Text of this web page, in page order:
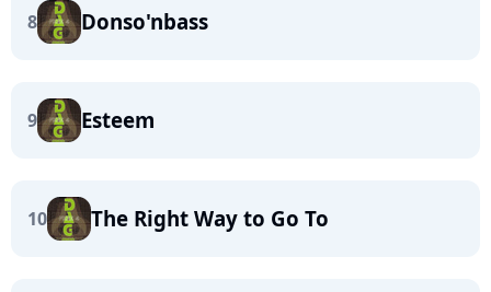
8 Donso'nbass
9 Esteem
10 The Right Way to Go To